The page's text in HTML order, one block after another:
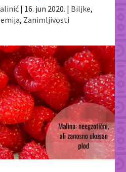
| 16. jun 2020. | Biljke,
, Zanimljivosti